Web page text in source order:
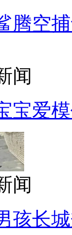
腾空
闻
宝爱
闻
孩长